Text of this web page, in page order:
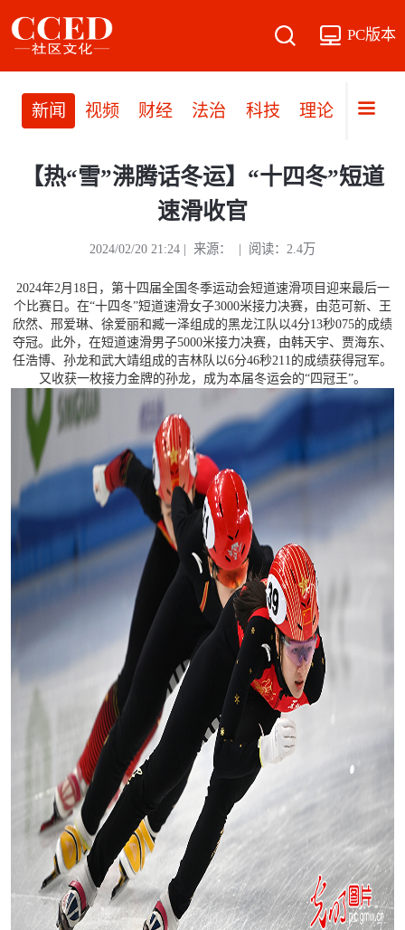
PC版本
新闻 视频 财经 法治 科技 理论 党建
【热“雪”沸腾话冬运】“十四冬”短道
速滑收官
2024/02/20 21:24 | 来源： | 阅读：2.4万
2024年2月18日，第十四届全国冬季运动会短道速滑项目迎来最后一
个比赛日。在“十四冬”短道速滑女子3000米接力决赛，由范可新、王
欣然、邢爱琳、徐爱丽和臧一泽组成的黑龙江队以4分13秒075的成绩
夺冠。此外，在短道速滑男子5000米接力决赛，由韩天宇、贾海东、
任浩博、孙龙和武大靖组成的吉林队以6分46秒211的成绩获得冠军。
又收获一枚接力金牌的孙龙，成为本届冬运会的“四冠王”。